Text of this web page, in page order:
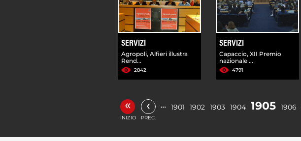
SERVIZI
Agropoli, Alfieri illustra
Rend...
2842
SERVIZI
Capaccio, XII Premio
nazionale ...
4791
«
INIZIO
‹
PREC.
… 1901 1902 1903 1904 1905 1906